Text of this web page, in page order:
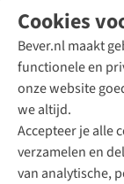
Cookies
Bever.nl maakt
functionele en
onze website
we altijd.
Accepteer je alle
verzamelen en
van analytische,
Direct advies
+31 (0)85
+31 6 12 28